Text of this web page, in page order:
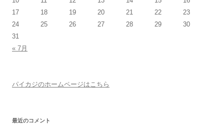
17
18 19 20 21 22
23
24
25 26 27 28 29
30
31
« 7月
パイカジのホームページはこちら
最近のコメント